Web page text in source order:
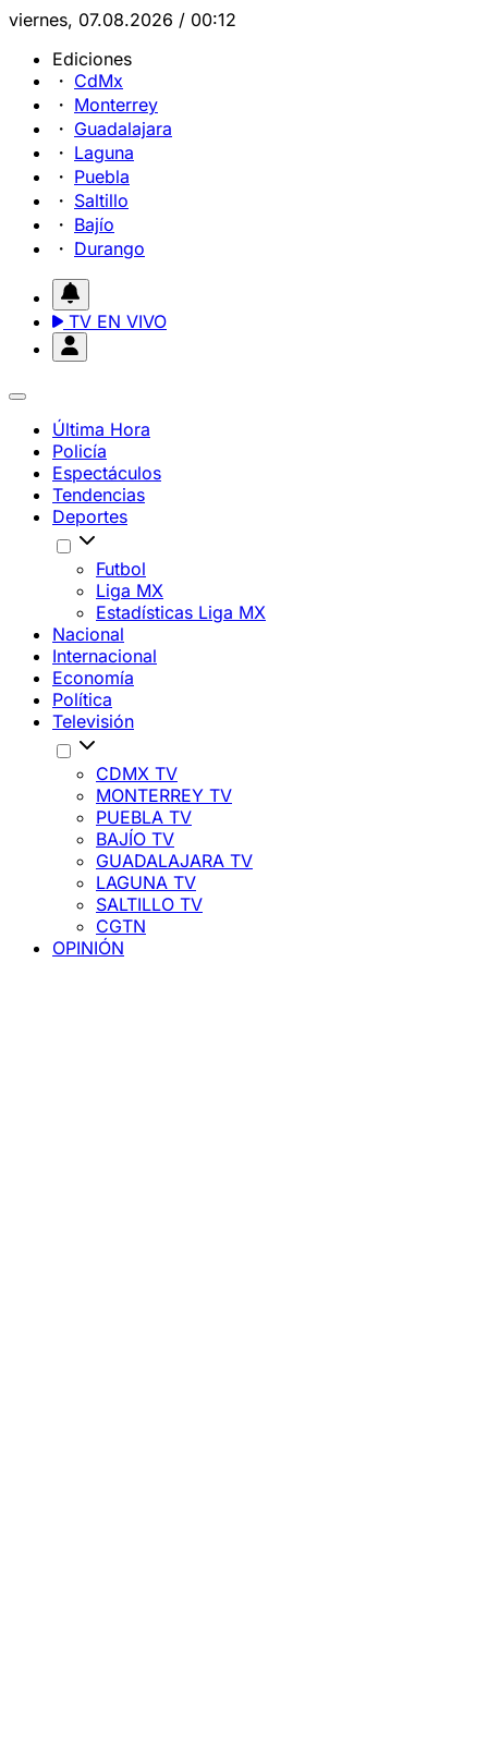
viernes, 07.08.2026 / 00:12
Ediciones
CdMx
Monterrey
Guadalajara
Laguna
Puebla
Saltillo
Bajío
Durango
TV EN VIVO
Última Hora
Policía
Espectáculos
Tendencias
Deportes
Futbol
Liga MX
Estadísticas Liga MX
Nacional
Internacional
Economía
Política
Televisión
CDMX TV
MONTERREY TV
PUEBLA TV
BAJÍO TV
GUADALAJARA TV
LAGUNA TV
SALTILLO TV
CGTN
OPINIÓN